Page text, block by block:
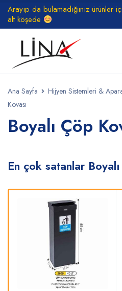
Arayıp da bulamadığınız ürünler
alt köşede
Ana Sayfa Hijyen Sistemleri &
Kovası
Boyalı Çöp
En çok satanlar